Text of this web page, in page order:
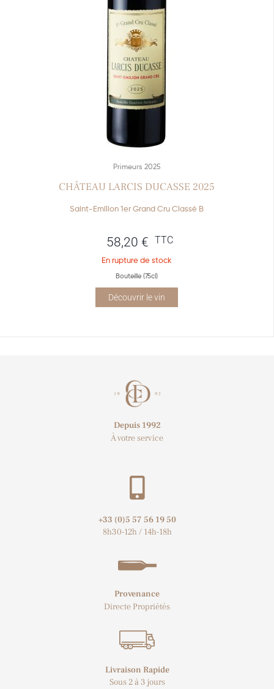
Primeurs 2025
CHÂTEAU LARCIS DUCASSE 2025
Saint-Emilion 1er Grand Cru Classé B
58,20 € TTC
En rupture de stock
Bouteille (75cl)
Découvrir le vin
Depuis 1992
À votre service
+33 (0)5 57 56 19 50​
8h30-12h / 14h-18h
Provenance
Directe Propriétés
Livraison Rapide
Sous 2 à 3 jours